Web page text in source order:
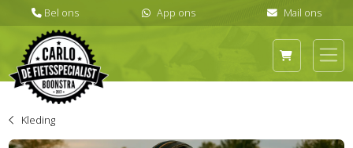
Kleding